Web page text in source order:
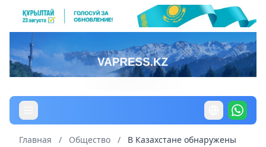
Главная / Общество /
В Казахстане обнаружены